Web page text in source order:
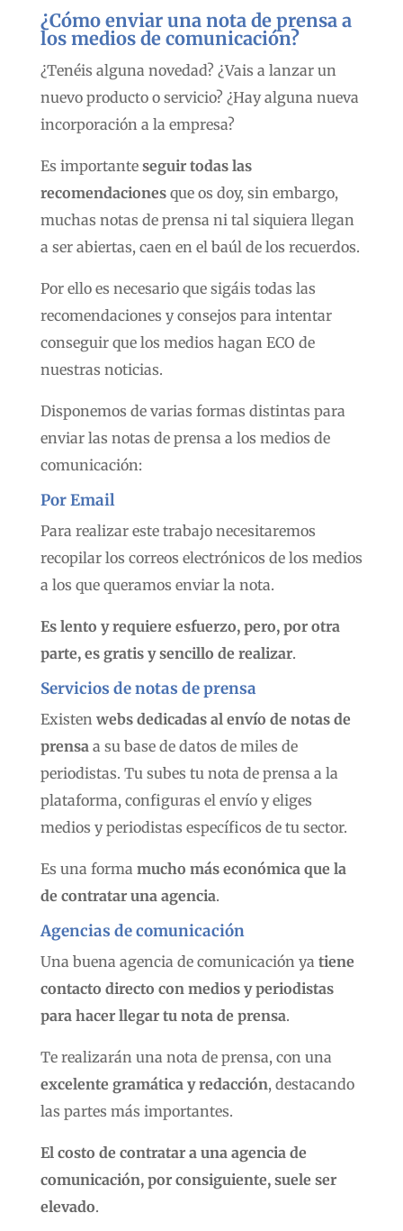
¿Cómo enviar una nota de prensa a
los medios de comunicación?
¿Tenéis alguna novedad? ¿Vais a lanzar un
nuevo producto o servicio? ¿Hay alguna nueva
incorporación a la empresa?
Es importante seguir todas las
recomendacionesque os doy, sin embargo,
muchas notas de prensa ni tal siquiera llegan
a ser abiertas, caen en el baúl de los recuerdos.
Por ello es necesario que sigáis todas las
recomendaciones y consejos para intentar
conseguir que los medios hagan ECO de
nuestras noticias.
Disponemos de varias formas distintas para
enviar las notas de prensa a los medios de
comunicación:
Por Email
Para realizar este trabajo necesitaremos
recopilar los correos electrónicos de los medios
a los que queramos enviar la nota.
Es lento y requiere esfuerzo, pero, por otra
parte, es gratis y sencillo de realizar.
Servicios de notas de prensa
Existenwebs dedicadas al envío de notas de
prensaa su base de datos de miles de
periodistas. Tu subes tu nota de prensa a la
plataforma, configuras el envío y eliges
medios y periodistas específicos de tu sector.
Es una forma mucho más económica que la
de contratar una agencia.
Agencias de comunicación
Una buena agencia de comunicación ya tiene
contacto directo con medios y periodistas
para hacer llegar tu nota de prensa.
Te realizarán una nota de prensa, con una
excelente gramática y redacción, destacando
las partes más importantes.
El costo de contratar a una agencia de
comunicación, por consiguiente, suele ser
elevado.